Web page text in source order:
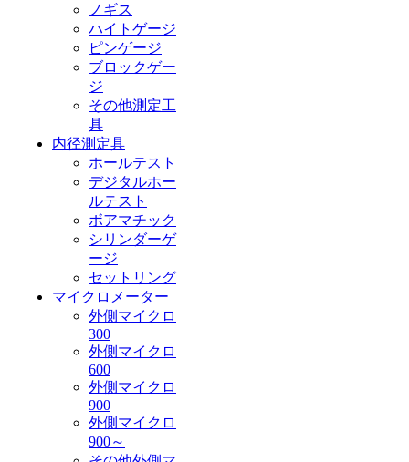
ノギス
ハイトゲージ
ピンゲージ
ブロックゲー
ジ
その他測定工
具
内径測定具
ホールテスト
デジタルホー
ルテスト
ボアマチック
シリンダーゲ
ージ
セットリング
マイクロメーター
外側マイクロ
300
外側マイクロ
600
外側マイクロ
900
外側マイクロ
900～